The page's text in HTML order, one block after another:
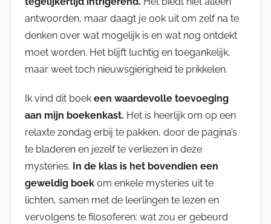
antwoorden, maar daagt je ook uit om zelf na te
denken over wat mogelijk is en wat nog ontdekt
moet worden. Het blijft luchtig en toegankelijk,
maar weet toch nieuwsgierigheid te prikkelen.
Ik vind dit boek een waardevolle toevoeging
aan mijn boekenkast. Het is heerlijk om op een
relaxte zondag erbij te pakken, door de pagina’s
te bladeren en jezelf te verliezen in deze
mysteries. In de klas is het bovendien een
geweldig boek om enkele mysteries uit te
lichten, samen met de leerlingen te lezen en
vervolgens te filosoferen: wat zou er gebeurd